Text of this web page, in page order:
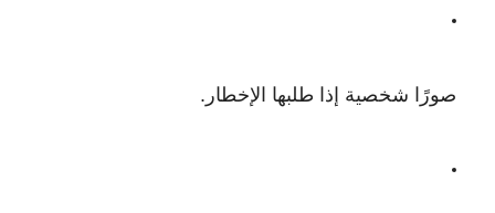
صورًا شخصية إذا طلبها الإخطار.